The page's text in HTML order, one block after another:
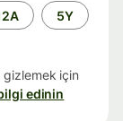
5Y
gizlemek için
edinin